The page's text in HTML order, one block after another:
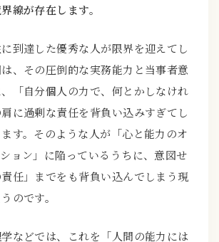
線が存在します。
到達した優秀な人が限界を迎えてし
、その圧倒的な実務能力と当事者意
「自分個人の力で、何とかしなけれ
に過剰な責任を背負い込みすぎてし
す。そのような人が「心と能力のオ
ョン」に陥っているうちに、意図せ
任」までをも背負い込んでしまう現
のです。
などでは、これを「人間の能力には